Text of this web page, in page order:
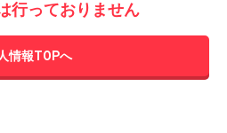
行っておりません
情報TOPへ